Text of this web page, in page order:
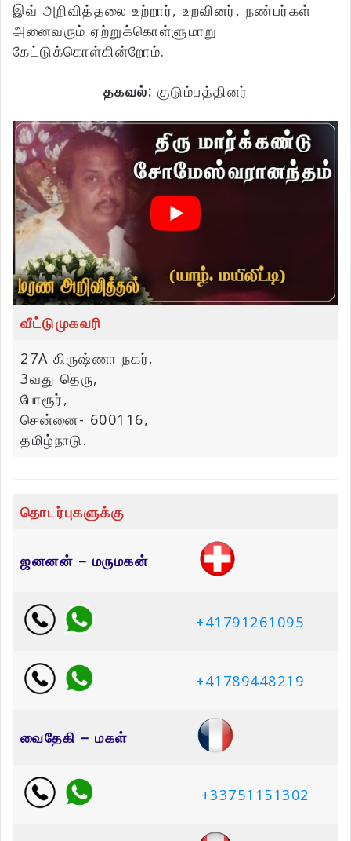
இவ் அறிவித்தலை உற்றார், உறவினர், நண்பர்கள்
அனைவரும் ஏற்றுக்கொள்ளுமாறு
கேட்டுக்கொள்கின்றோம்.
தகவல்: குடும்பத்தினர்
வீட்டுமுகவரி
27A கிருஷ்ணா நகர்,
3வது தெரு,
போரூர்,
சென்னை- 600116,
தமிழ்நாடு.
தொடர்புகளுக்கு
ஜனனன் – மருமகன்
+41791261095
+41789448219
வைதேகி – மகள்
+33751151302